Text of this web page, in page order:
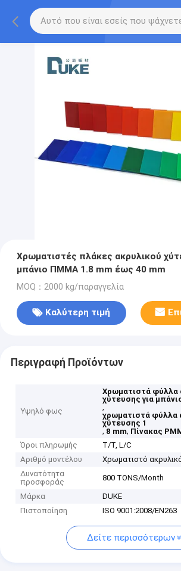
Χρωματιστές πλάκες ακρυλικού
μπάνιο ΠΜΜΑ 1.8 mm έως 40 mm
MOQ：2000 kg/παραγγελία
Καλύτερη τιμή
Περιγραφή Προϊόντων
Υψηλό φως
Χρωματιστά φύλλα
χύτευσης για
,
χρωματιστά φύλλα
χύτευσης 1
, 8 mm, Πίνακας
Όροι πληρωμής
T/T, L/C
Αριθμό μοντέλου
Χρωματιστό
Δυνατότητα
προσφοράς
800 TONS/Month
Μάρκα
DUKE
Πιστοποίηση
ISO 9001:2008/EN263
Δείτε περισσότερων